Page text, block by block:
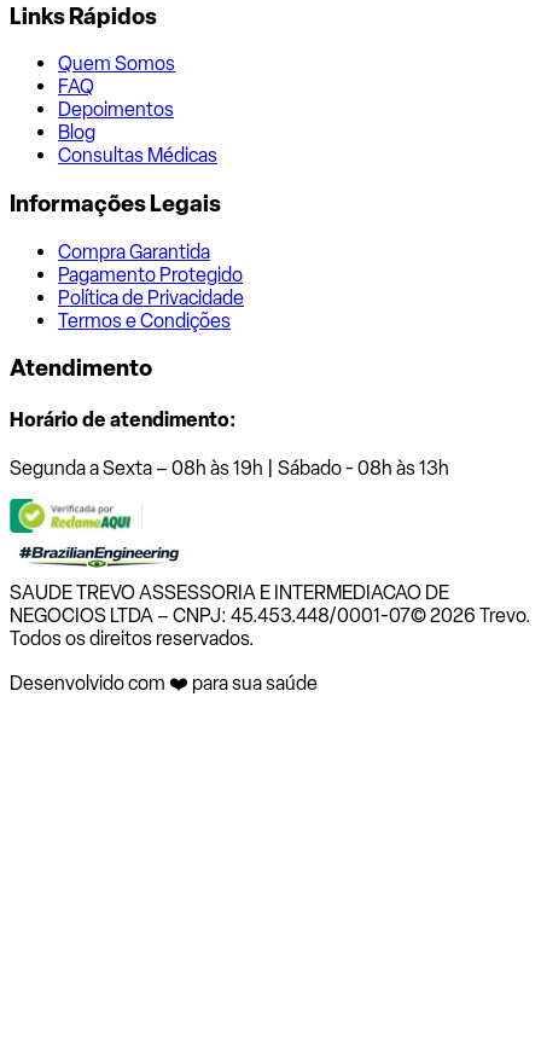
Links Rápidos
Quem Somos
FAQ
Depoimentos
Blog
Consultas Médicas
Informações Legais
Compra Garantida
Pagamento Protegido
Política de Privacidade
Termos e Condições
Atendimento
Horário de atendimento:
Segunda a Sexta – 08h às 19h | Sábado - 08h às 13h
SAUDE TREVO ASSESSORIA E INTERMEDIACAO DE
NEGOCIOS LTDA – CNPJ: 45.453.448/0001-07© 2026 Trevo.
Todos os direitos reservados.
Desenvolvido com ❤️ para sua saúde